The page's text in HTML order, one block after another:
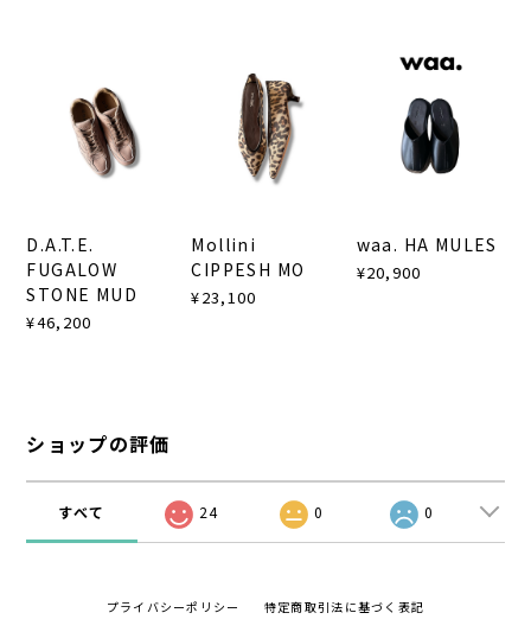
D.A.T.E.
FUGALOW
STONE MUD
¥46,200
Mollini
CIPPESH MO
¥23,100
waa. HA MULES
¥20,900
ショップの評価
すべて 24 0 0
プライバシーポリシー 特定商取引法に基づく表記